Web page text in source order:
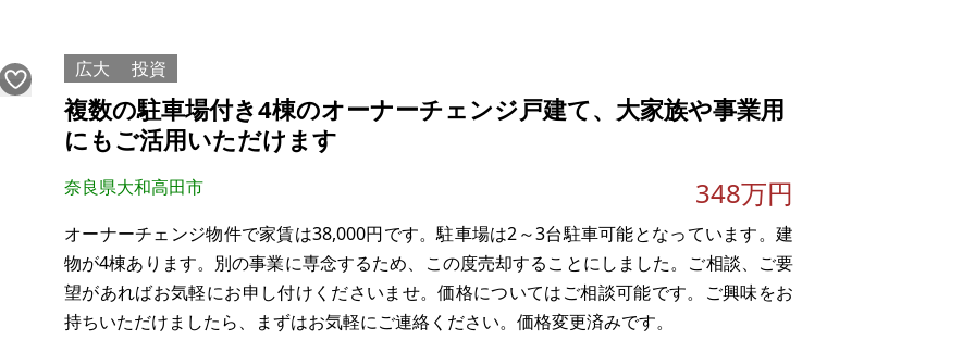
場所：広島県広島市佐伯区湯来町多田
土地：450㎡
建物：860㎡
構造：木造 一部鉄骨
希望価格：550万
広大 投資
複数の駐車場付き4棟のオーナーチェンジ戸建て、大家族や事業用
にもご活用いただけます
奈良県大和高田市 348万円
オーナーチェンジ物件で家賃は38,000円です。駐車場は2～3台駐車可能となっています。建
物が4棟あります。別の事業に専念するため、この度売却することにしました。ご相談、ご要
望があればお気軽にお申し付けくださいませ。価格についてはご相談可能です。ご興味をお
持ちいただけましたら、まずはお気軽にご連絡ください。価格変更済みです。